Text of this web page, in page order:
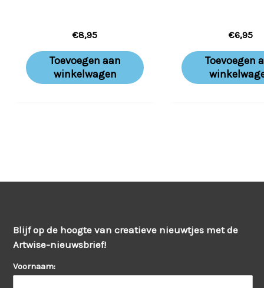
€8,95
Toevoegen aan
winkelwagen
€6,95
Toevoegen
Blijf op de hoogte van creatieve nieuwtjes met de
Artwise-nieuwsbrief!
Voornaam: